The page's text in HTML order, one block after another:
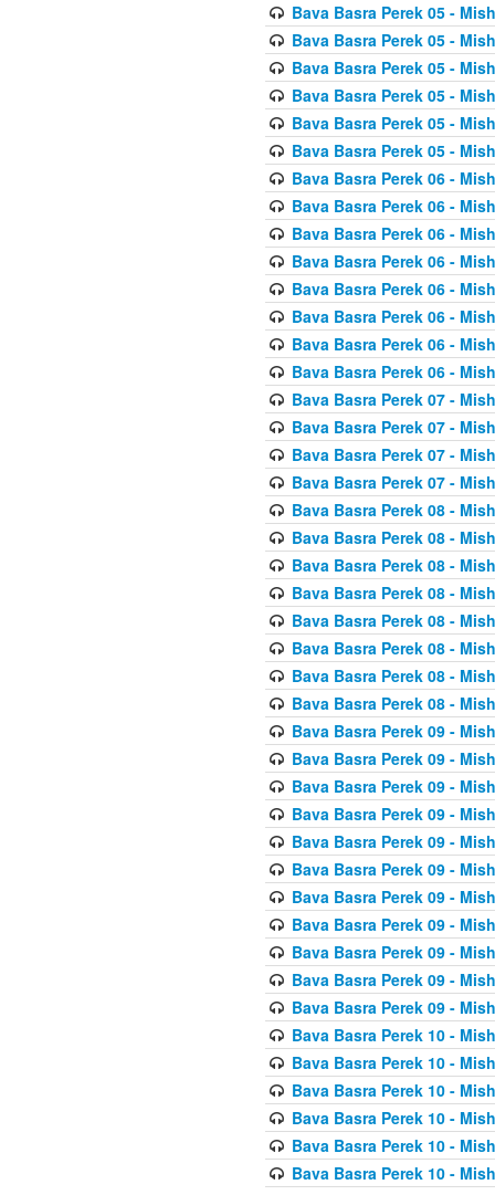
Bava Basra Perek 05 -
Bava Basra Perek 05 -
Bava Basra Perek 05 -
Bava Basra Perek 05 -
Bava Basra Perek 05 -
Bava Basra Perek 05 -
Bava Basra Perek 06 -
Bava Basra Perek 06 -
Bava Basra Perek 06 -
Bava Basra Perek 06 -
Bava Basra Perek 06 -
Bava Basra Perek 06 -
Bava Basra Perek 06 -
Bava Basra Perek 06 -
Bava Basra Perek 07 -
Bava Basra Perek 07 -
Bava Basra Perek 07 -
Bava Basra Perek 07 -
Bava Basra Perek 08 -
Bava Basra Perek 08 -
Bava Basra Perek 08 -
Bava Basra Perek 08 -
Bava Basra Perek 08 -
Bava Basra Perek 08 -
Bava Basra Perek 08 -
Bava Basra Perek 08 -
Bava Basra Perek 09 -
Bava Basra Perek 09 -
Bava Basra Perek 09 -
Bava Basra Perek 09 -
Bava Basra Perek 09 -
Bava Basra Perek 09 -
Bava Basra Perek 09 -
Bava Basra Perek 09 -
Bava Basra Perek 09 -
Bava Basra Perek 09 -
Bava Basra Perek 09 -
Bava Basra Perek 10 -
Bava Basra Perek 10 -
Bava Basra Perek 10 -
Bava Basra Perek 10 -
Bava Basra Perek 10 -
Bava Basra Perek 10 -